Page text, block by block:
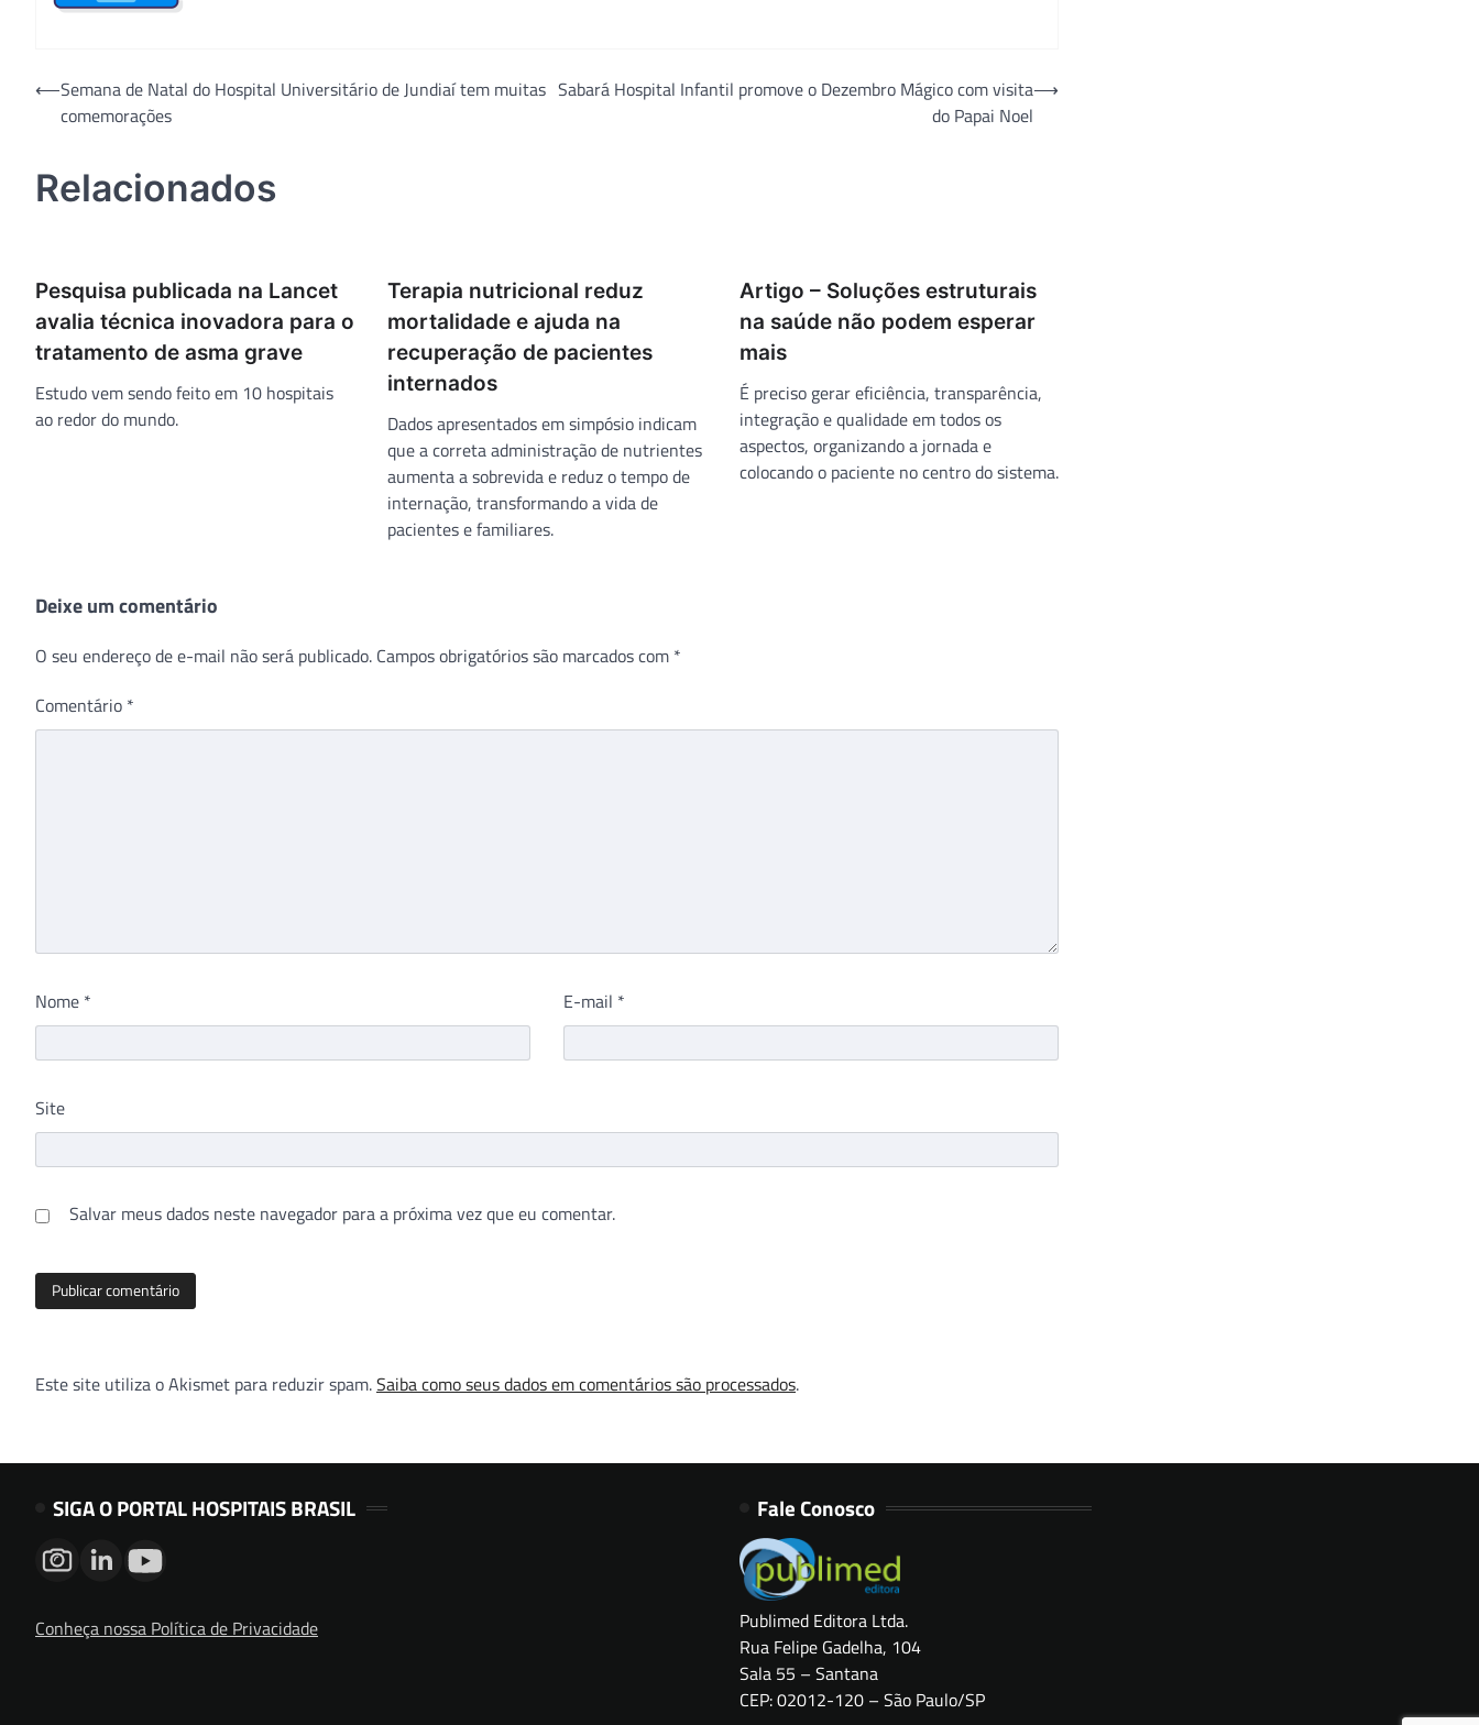
Navegação
⟵Semana de Natal do Hospital Universitário de Jundiaí tem muitas
comemorações
Sabará Hospital Infantil promove o Dezembro Mágico com visita
do Papai Noel
⟶
Relacionados
Pesquisa publicada na Lancet
avalia técnica inovadora para o
tratamento de asma grave
Estudo vem sendo feito em 10 hospitais
ao redor do mundo.
Terapia nutricional reduz
mortalidade e ajuda na
recuperação de pacientes
internados
Dados apresentados em simpósio indicam
que a correta administração de nutrientes
aumenta a sobrevida e reduz o tempo de
internação, transformando a vida de
pacientes e familiares.
Artigo – Soluções estruturais
na saúde não podem esperar
mais
É preciso gerar eficiência, transparência,
integração e qualidade em todos os
aspectos, organizando a jornada e
colocando o paciente no centro do sistema.
Deixe um comentário
O seu endereço de e-mail não será publicado. Campos obrigatórios são marcados com *
Comentário *
Nome * E-mail *
Site
Salvar meus dados neste navegador para a próxima vez que eu comentar.
Este site utiliza o Akismet para reduzir spam.Saiba como seus dados em comentários são processados.
SIGA O PORTAL HOSPITAIS BRASIL
Conheça nossa Política de Privacidade
Fale Conosco
Publimed Editora Ltda.
Rua Felipe Gadelha, 104
Sala 55 – Santana
CEP: 02012-120 – São Paulo/SP